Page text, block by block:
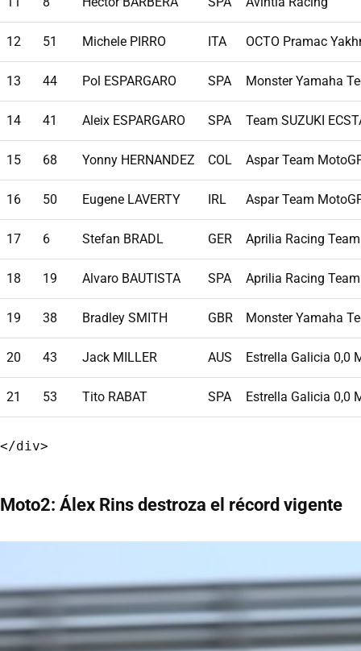
12 51 Michele PIRRO ITA OCTO Pramac
13 44 Pol ESPARGARO SPA Monster Yamaha
14 41 Aleix ESPARGARO SPA Team SUZUKI
15 68 Yonny HERNANDEZ COL Aspar Team
16 50 Eugene LAVERTY IRL Aspar Team
17 6 Stefan BRADL GER Aprilia Racing
18 19 Alvaro BAUTISTA SPA Aprilia Racing
19 38 Bradley SMITH GBR Monster Yamaha
20 43 Jack MILLER AUS Estrella Galicia 0,0
21 53 Tito RABAT SPA Estrella Galicia 0,0
Moto2: Álex Rins destroza el récord vigente